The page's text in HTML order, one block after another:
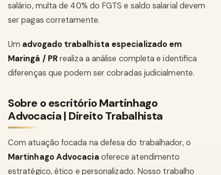
salário, multa de 40% do FGTS e saldo salarial devem
ser pagas corretamente.
Um advogado trabalhista especializado em
Maringá / PRrealiza a análise completa e identifica
diferenças que podem ser cobradas judicialmente.
Sobre o escritório Martinhago
Advocacia | Direito Trabalhista
Com atuação focada na defesa do trabalhador, o
Martinhago Advocacia oferece atendimento
estratégico, ético e personalizado. Nosso trabalho